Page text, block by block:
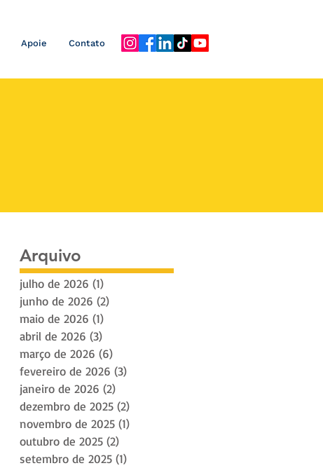
Apoie Contato
Arquivo
julho de 2026 (1)
junho de 2026 (2)
maio de 2026 (1)
abril de 2026 (3)
março de 2026 (6)
fevereiro de 2026 (3)
janeiro de 2026 (2)
dezembro de 2025 (2)
novembro de 2025 (1)
outubro de 2025 (2)
setembro de 2025 (1)